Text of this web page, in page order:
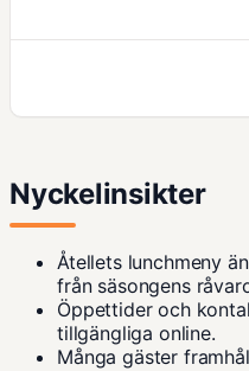
Nyckelinsikter
Åtellets lunchmeny
från säsongens
Öppettider och
tillgängliga online.
Många gäster